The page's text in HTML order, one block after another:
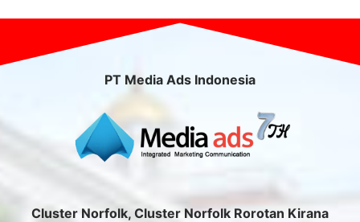
PT Media Ads Indonesia
Cluster Norfolk, Cluster Norfolk Rorotan Kirana